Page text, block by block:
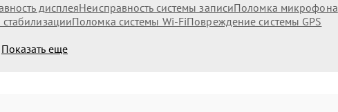
дисплеяНеисправность системы записиПоломка микрофона
Поломка системы Wi-FiПовреждение системы GPS
Показать еще